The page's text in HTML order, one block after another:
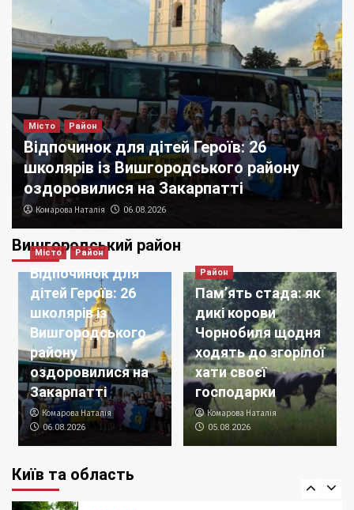
Місто Район
Відпочинок для дітей Героїв: 26
школярів із Вишгородського району
оздоровилися на Закарпатті
Комарова Наталія 06.08.2026
Вишгородський район
Місто Район
Відпочинок для
дітей Героїв: 26
школярів із
Вишгородського
району
оздоровилися на
Закарпатті
Комарова Наталія
06.08.2026
Район
Пам’ять стада: як
дикі корови
Чорнобиля щодня
ходять до згорілої
хати своєї
господарки
Комарова Наталія
05.08.2026
Київ та область
Київщина Місто
Пільги, квоти та спрощені іспити: як
вступатимуть абітурієнти з небезпечних
територій у 2026 році
4
Київщина Район
Пауза в роботі демінерів: в Іванківській
громаді тимчасово призупиняють
розмінування
5